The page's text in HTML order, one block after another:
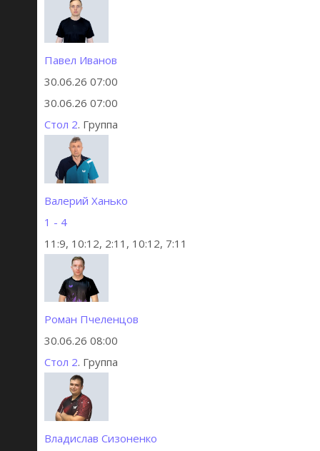
Павел Иванов
30.06.26 07:00
30.06.26 07:00
Стол 2. Группа
Валерий Ханько
1 - 4
11:9, 10:12, 2:11, 10:12, 7:11
Роман Пчеленцов
30.06.26 08:00
Стол 2. Группа
Владислав Сизоненко